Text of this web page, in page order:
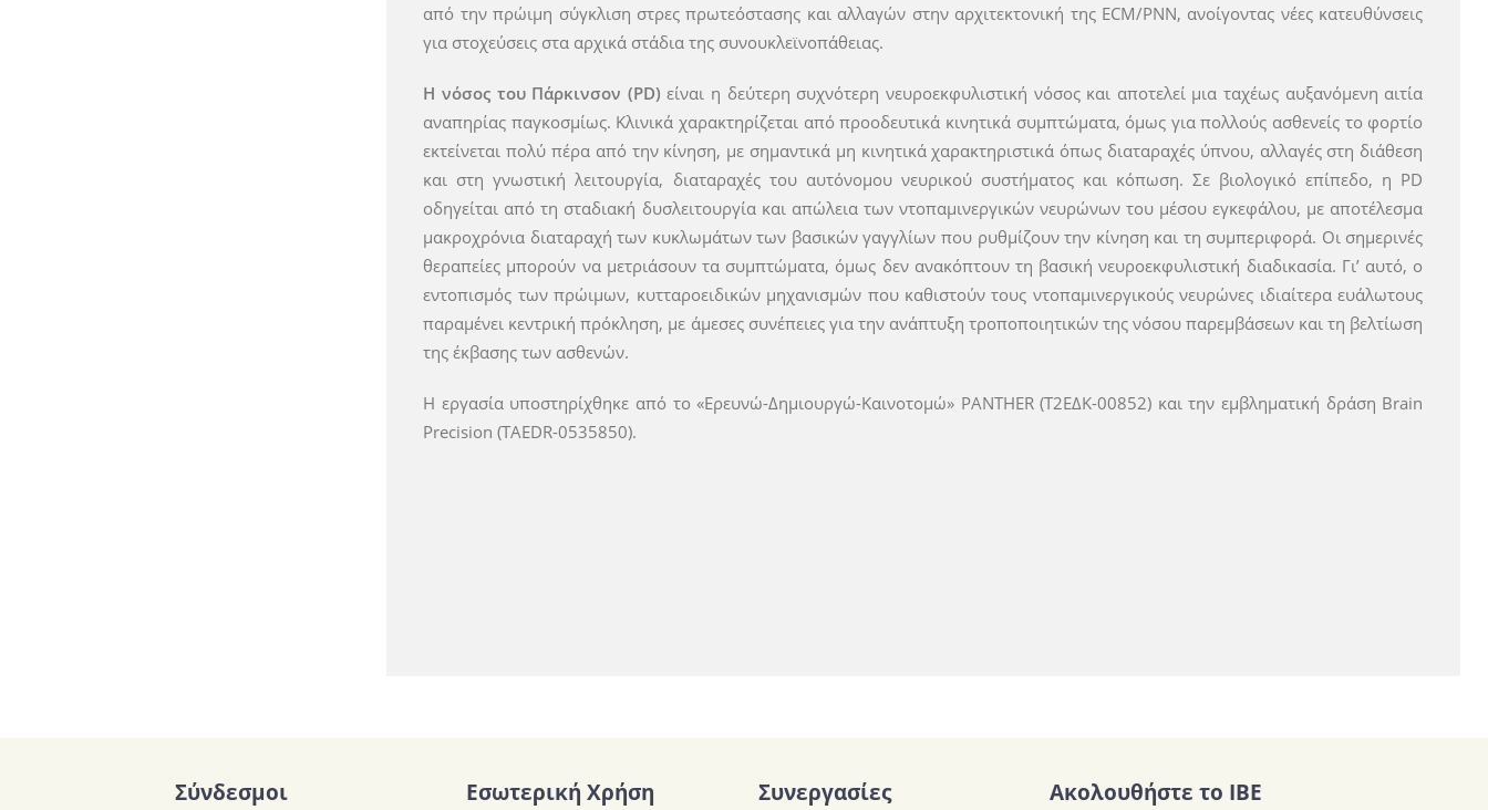
από την πρώιμη σύγκλιση στρες πρωτεόστασης και αλλαγών στην αρχιτεκτονική της ECM/PNN, ανοίγοντας νέες κατευθύνσεις
για στοχεύσεις στα αρχικά στάδια της συνουκλεϊνοπάθειας.
Η νόσος του Πάρκινσον (PD) είναι η δεύτερη συχνότερη νευροεκφυλιστική νόσος και αποτελεί μια ταχέως αυξανόμενη αιτία
αναπηρίας παγκοσμίως. Κλινικά χαρακτηρίζεται από προοδευτικά κινητικά συμπτώματα, όμως για πολλούς ασθενείς το φορτίο
εκτείνεται πολύ πέρα από την κίνηση, με σημαντικά μη κινητικά χαρακτηριστικά όπως διαταραχές ύπνου, αλλαγές στη διάθεση
και στη γνωστική λειτουργία, διαταραχές του αυτόνομου νευρικού συστήματος και κόπωση. Σε βιολογικό επίπεδο, η PD
οδηγείται από τη σταδιακή δυσλειτουργία και απώλεια των ντοπαμινεργικών νευρώνων του μέσου εγκεφάλου, με αποτέλεσμα
μακροχρόνια διαταραχή των κυκλωμάτων των βασικών γαγγλίων που ρυθμίζουν την κίνηση και τη συμπεριφορά. Οι σημερινές
θεραπείες μπορούν να μετριάσουν τα συμπτώματα, όμως δεν ανακόπτουν τη βασική νευροεκφυλιστική διαδικασία. Γι’ αυτό, ο
εντοπισμός των πρώιμων, κυτταροειδικών μηχανισμών που καθιστούν τους ντοπαμινεργικούς νευρώνες ιδιαίτερα ευάλωτους
παραμένει κεντρική πρόκληση, με άμεσες συνέπειες για την ανάπτυξη τροποποιητικών της νόσου παρεμβάσεων και τη βελτίωση
της έκβασης των ασθενών.
Η εργασία υποστηρίχθηκε από το «Ερευνώ-Δημιουργώ-Καινοτομώ» PANTHER (Τ2ΕΔΚ-00852) και την εμβληματική δράση Brain
Precision (TAEDR-0535850).
Σύνδεσμοι Εσωτερική Χρήση Συνεργασίες Ακολουθήστε το IBE